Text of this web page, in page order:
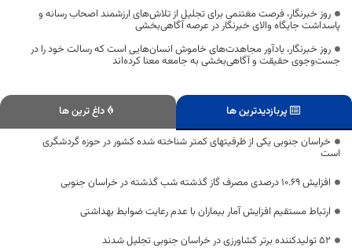
روز خبرنگار، فرصت مغتنمی برای تجلیل از تلاش‌های ارزشمند اصحاب رسانه و
پاسداشت جایگاه والای خبرنگار در عرصه آگاهی‌بخشی
روز خبرنگار، یادآور مجاهدت‌های خاموش انسان‌هایی است که رسالت خود را در
جست‌وجوی حقیقت و آگاهی‌بخشی به جامعه معنا کرده‌اند
پربازدیدترین ها
داغ ترین ها
خراسان جنوبی یکی از ظرفیتهای کمتر شناخته شده کشور در حوزه گردشگری
است
افزایش ۱۰.۶۹ درصدی مصرف گاز گذشته شب گذشته در خراسان جنوبی
ارتباط مستقیم افزایش آمار بیماران با عدم رعایت ضوابط بهداشتی
۵۲ تولیدکننده برتر کشاورزی در خراسان جنوبی تجلیل شدند